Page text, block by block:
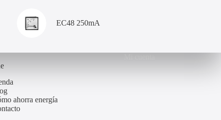
EC48 250mA
ahorra energía